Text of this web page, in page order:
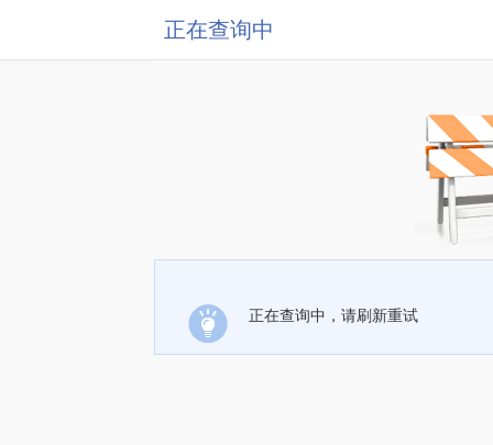
正在查询中
正在查询中，请刷新重试